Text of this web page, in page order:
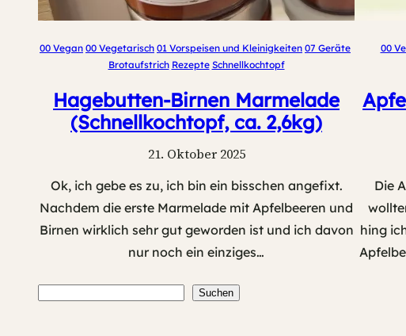
00 Vegan 00 Vegetarisch 01 Vorspeisen und Kleinigkeiten 07 Geräte
Brotaufstrich Rezepte Schnellkochtopf
Hagebutten-Birnen Marmelade
(Schnellkochtopf, ca. 2,6kg)
21. Oktober 2025
Ok, ich gebe es zu, ich bin ein bisschen angefixt.
Nachdem die erste Marmelade mit Apfelbeeren und
Birnen wirklich sehr gut geworden ist und ich davon
nur noch ein einziges…
00
Die
hing
Suchen